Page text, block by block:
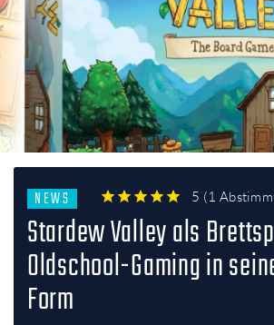
NEWS 5 (1
Stardew Valley als
Oldschool-Gaming in
Form